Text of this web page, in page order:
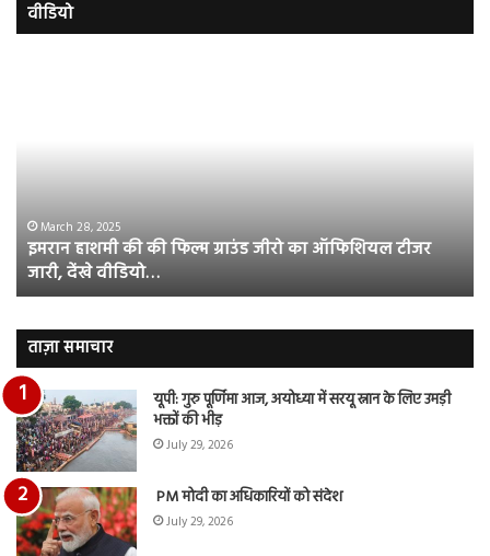
वीडियो
का
ऑफिशियल
टीजर
जारी,
वीडियो…
March 28, 2025
इमरान हाशमी की की फिल्म ग्राउंड जीरो का ऑफिशियल टीजर
जारी, देंखे वीडियो…
ताज़ा समाचार
यूपी: गुरु पूर्णिमा आज, अयोध्या में सरयू स्नान के लिए उमड़ी
भक्तों की भीड़
July 29, 2026
PM मोदी का अधिकारियों को संदेश
July 29, 2026